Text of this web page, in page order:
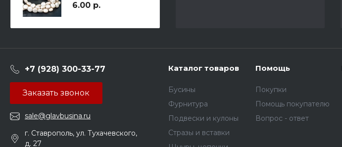
плоские, 10х5мм, отв.
6.00 р.
+7 (928) 300-33-77
Заказать звонок
sale@glavbusina.ru
г. Ставрополь, ул. Тухачевского,
д. 27
Каталог товаров
Бусины
Фурнитура
Подвески и кулоны
Стразы и вставки
Помощь
Покупки
Помощь покупателю
Вопрос - ответ